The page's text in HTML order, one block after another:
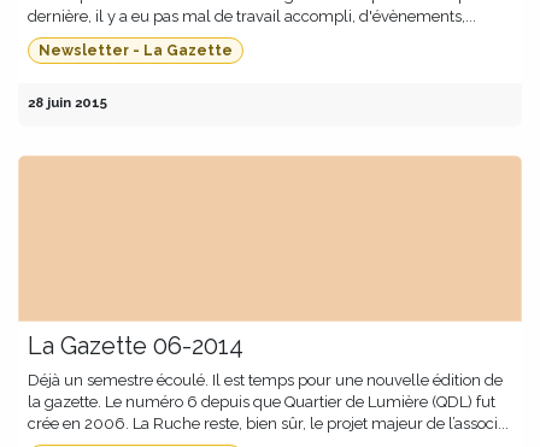
dernière, il y a eu pas mal de travail accompli, d'évènements,...
Newsletter - La Gazette
28 juin 2015
La Gazette 06-2014
Déjà un semestre écoulé. Il est temps pour une nouvelle édition de
la gazette. Le numéro 6 depuis que Quartier de Lumière (QDL) fut
crée en 2006. La Ruche reste, bien sûr, le projet majeur de l’associ...